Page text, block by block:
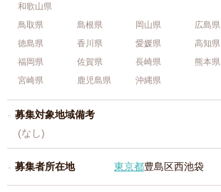
和歌山県
鳥取県
島根県 岡山県 広島県
徳島県
香川県 愛媛県
高知県
福岡県
佐賀県 長崎県 熊本県
宮崎県
鹿児島県 沖縄県
募集対象地域備考
(なし)
募集者所在地 東京都豊島区西池袋